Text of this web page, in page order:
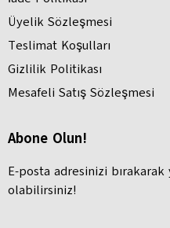
Üyelik Sözleşmesi
Teslimat Koşulları
Gizlilik Politikası
Mesafeli Satış Sözleşmesi
Abone Olun!
E-posta adresinizi
olabilirsiniz!